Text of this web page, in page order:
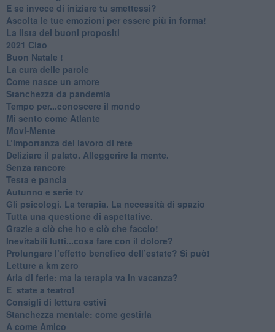
​E se invece di iniziare tu smettessi?
​Ascolta le tue emozioni per essere più in forma!
​La lista dei buoni propositi
2021 Ciao
Buon Natale !
​La cura delle parole
​Come nasce un amore
Stanchezza da pandemia
​Tempo per...conoscere il mondo
​Mi sento come Atlante
​Movi-Mente
​L’importanza del lavoro di rete
​Deliziare il palato. Alleggerire la mente.
​Senza rancore
​Testa e pancia
​Autunno e serie tv
​Gli psicologi. La terapia. La necessità di spazio
​Tutta una questione di aspettative.
​Grazie a ciò che ho e ciò che faccio!
​Inevitabili lutti...cosa fare con il dolore?
Prolungare l’effetto benefico dell’estate? Si può!
​Letture a km zero
​Aria di ferie: ma la terapia va in vacanza?
​E_state a teatro!
​Consigli di lettura estivi
​Stanchezza mentale: come gestirla
​A come Amico